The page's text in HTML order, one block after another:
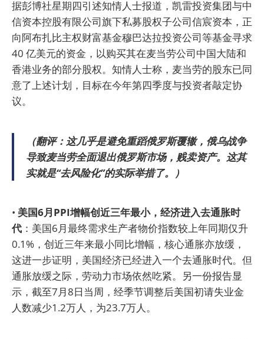
据彭博社星期四引述知情人士报道，凯雷投资集团与中
信资本控股有限公司旗下私募股权子公司信宸资本，正
向阿布扎比主权财富基金穆巴达拉投资公司等基金寻求
40 亿美元的资金，以购买其在麦当劳公司中国大陆和
香港业务的部分股权。知情人士称，麦当劳的股东已同
意了上述计划，目标在今年第四季度与投资者敲定协
议。
（翻评：这几乎是避免重蹈俄罗斯覆辙，俄乌战争
导致麦当劳全面退出俄罗斯市场，贱卖资产。这其
实就是“去风险化”的实际举措了。）
• 美国6月PPI增幅创近三年最小，经济进入去通胀时
代 ：美国6月最终需求生产者物价指数较上年同期仅升
0.1%，创近三年来最小同比增幅，核心通胀亦放缓，
这进一步证明，美国经济已经进入一个去通胀时代。但
通胀放缓之际，劳动力市场依然吃紧。另一份报告显
示，截至7月8日当周，经季节调整后美国初请失业金
人数减少1.2万人，为23.7万人。